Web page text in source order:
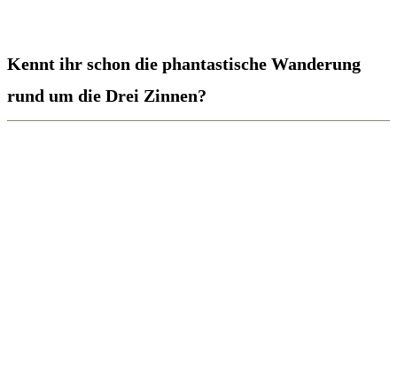
Kennt ihr schon die phantastische Wanderung
rund um die Drei Zinnen?